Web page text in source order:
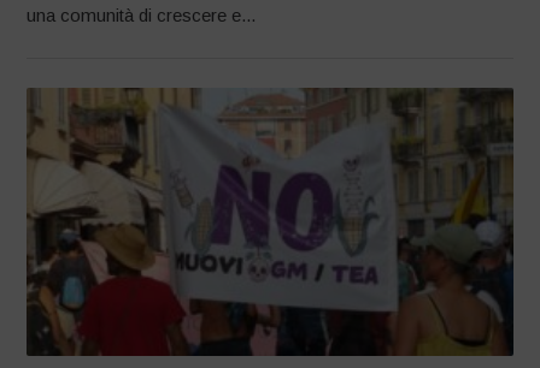
una comunità di crescere e...